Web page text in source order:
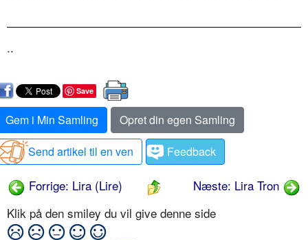
..
Save
Gem i Min Samling
Opret din egen Samling
Send artikel til en ven
Feedback
Forrige: Lira (Lire)
Næste: Lira Tron
Klik på den smiley du vil give denne side